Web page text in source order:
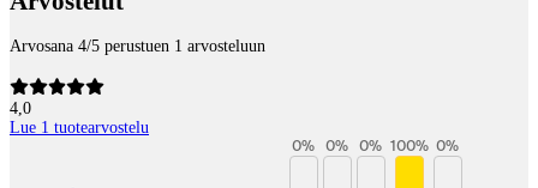
Arvosana 4/5 perustuen 1 arvosteluun
4,0
Lue 1 tuotearvostelu
0% 0% 0% 100% 0%